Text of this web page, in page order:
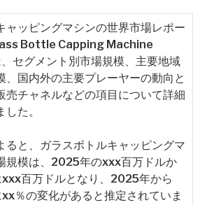
ャッピングマシンの世界市場レポー
Bottle Capping Machine
セグメント別市場規模、主要地域
、国内外の主要プレーヤーの動向と
売チャネルなどの項目について詳細
た。
ると、ガラスボトルキャッピングマ
規模は、2025年のxxx百万ドルか
百万ドルとなり、2025年から
％の変化があると推定されていま